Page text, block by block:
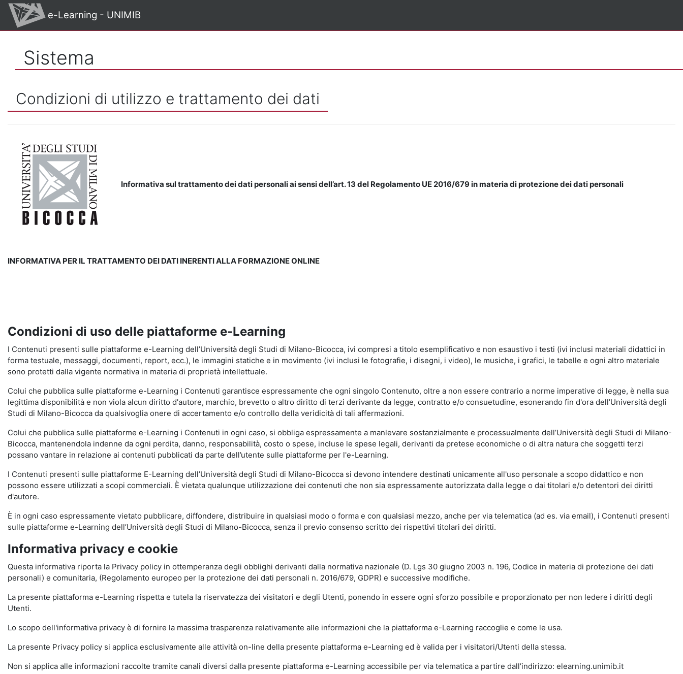
Vai al contenuto principale
e-Learning - UNIMIB
Sistema
Condizioni di utilizzo e trattamento dei dati
Informativa sul trattamento dei dati personali ai sensi dell’art. 13 del Regolamento UE 2016/679 in materia di protezione dei dati personali
INFORMATIVA PER IL TRATTAMENTO DEI DATI INERENTI ALLA FORMAZIONE ONLINE
Condizioni di uso delle piattaforme e-Learning
I Contenuti presenti sulle piattaforme e-Learning dell’Università degli Studi di Milano-Bicocca, ivi compresi a titolo esemplificativo e non esaustivo i testi (ivi inclusi materiali didattici in
forma testuale, messaggi, documenti, report, ecc.), le immagini statiche e in movimento (ivi inclusi le fotografie, i disegni, i video), le musiche, i grafici, le tabelle e ogni altro materiale
sono protetti dalla vigente normativa in materia di proprietà intellettuale.
Colui che pubblica sulle piattaforme e-Learning i Contenuti garantisce espressamente che ogni singolo Contenuto, oltre a non essere contrario a norme imperative di legge, è nella sua
legittima disponibilità e non viola alcun diritto d'autore, marchio, brevetto o altro diritto di terzi derivante da legge, contratto e/o consuetudine, esonerando fin d'ora dell’Università degli
Studi di Milano-Bicocca da qualsivoglia onere di accertamento e/o controllo della veridicità di tali affermazioni.
Colui che pubblica sulle piattaforme e-Learning i Contenuti in ogni caso, si obbliga espressamente a manlevare sostanzialmente e processualmente dell’Università degli Studi di Milano-
Bicocca, mantenendola indenne da ogni perdita, danno, responsabilità, costo o spese, incluse le spese legali, derivanti da pretese economiche o di altra natura che soggetti terzi
possano vantare in relazione ai contenuti pubblicati da parte dell’utente sulle piattaforme per l'e-Learning.
I Contenuti presenti sulle piattaforme E-Learning dell’Università degli Studi di Milano-Bicocca si devono intendere destinati unicamente all'uso personale a scopo didattico e non
possono essere utilizzati a scopi commerciali. È vietata qualunque utilizzazione dei contenuti che non sia espressamente autorizzata dalla legge o dai titolari e/o detentori dei diritti
d'autore.
È in ogni caso espressamente vietato pubblicare, diffondere, distribuire in qualsiasi modo o forma e con qualsiasi mezzo, anche per via telematica (ad es. via email), i Contenuti presenti
sulle piattaforme e-Learning dell’Università degli Studi di Milano-Bicocca, senza il previo consenso scritto dei rispettivi titolari dei diritti.
Informativa privacy e cookie
Questa informativa riporta la Privacy policy in ottemperanza degli obblighi derivanti dalla normativa nazionale (D. Lgs 30 giugno 2003 n. 196, Codice in materia di protezione dei dati
personali) e comunitaria, (Regolamento europeo per la protezione dei dati personali n. 2016/679, GDPR) e successive modifiche.
La presente piattaforma e-Learning rispetta e tutela la riservatezza dei visitatori e degli Utenti, ponendo in essere ogni sforzo possibile e proporzionato per non ledere i diritti degli
Utenti.
Lo scopo dell'informativa privacy è di fornire la massima trasparenza relativamente alle informazioni che la piattaforma e-Learning raccoglie e come le usa.
La presente Privacy policy si applica esclusivamente alle attività on-line della presente piattaforma e-Learning ed è valida per i visitatori/Utenti della stessa.
Non si applica alle informazioni raccolte tramite canali diversi dalla presente piattaforma e-Learning accessibile per via telematica a partire dall’indirizzo: elearning.unimib.it